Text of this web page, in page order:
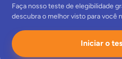
Faça nosso teste de elegibilidade
descubra o melhor visto para você
Iniciar o